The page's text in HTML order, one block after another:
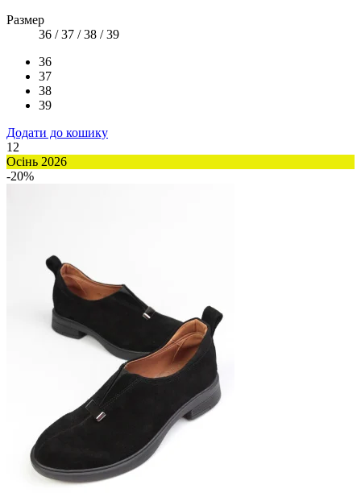
Размер
36 / 37 / 38 / 39
36
37
38
39
Додати до кошику
12
Осінь 2026
-20%